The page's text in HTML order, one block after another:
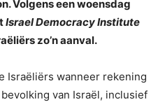
Volgens een woensdag
Israel Democracy Institute
zo’n aanval.
Israëliërs wanneer rekening
van Israël, inclusief